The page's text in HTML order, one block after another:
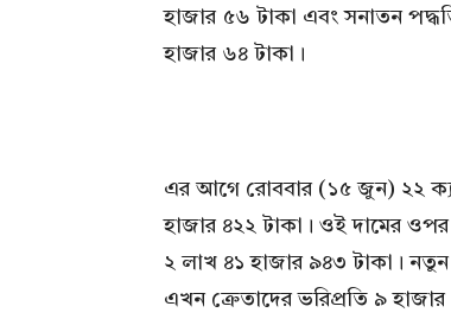
হাজার ৫৬ টাকা এবং সনাতন
হাজার ৬৪ টাকা।
এর আগে রোববার (১৫ জুন) ২২
হাজার ৪২২ টাকা। ওই দামের ওপর
২ লাখ ৪১ হাজার ৯৪৩ টাকা। নতুন
এখন ক্রেতাদের ভরিপ্রতি ৯